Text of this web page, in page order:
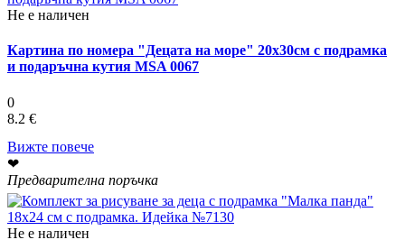
Не е наличен
Картина по номера "Децата на море" 20х30см с подрамка
и подаръчна кутия MSA 0067
0
8.2 €
Вижте повече
❤
Предварителна поръчка
Не е наличен